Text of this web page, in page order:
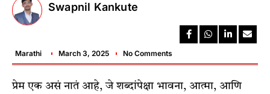
Swapnil Kankute
Marathi March 3, 2025 No Comments
प्रेम एक असं नातं आहे, जे शब्दांपेक्षा भावना, आत्मा, आणि